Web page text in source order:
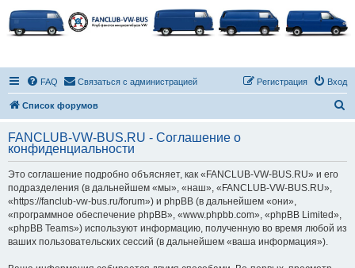
FAQ Связаться с администрацией Вход
Регистрация
Список форумов
с
FANCLUB-VW-BUS.RU - Соглашение о
конфиденциальности
Это соглашение подробно объясняет, как «FANCLUB-VW-BUS.RU» и его
подразделения (в дальнейшем «мы», «наш», «FANCLUB-VW-BUS.RU»,
«https://fanclub-vw-bus.ru/forum») и phpBB (в дальнейшем «они»,
«программное обеспечение phpBB», «www.phpbb.com», «phpBB Limited»,
«phpBB Teams») используют информацию, полученную во время любой из
ваших пользовательских сессий (в дальнейшем «ваша информация»).